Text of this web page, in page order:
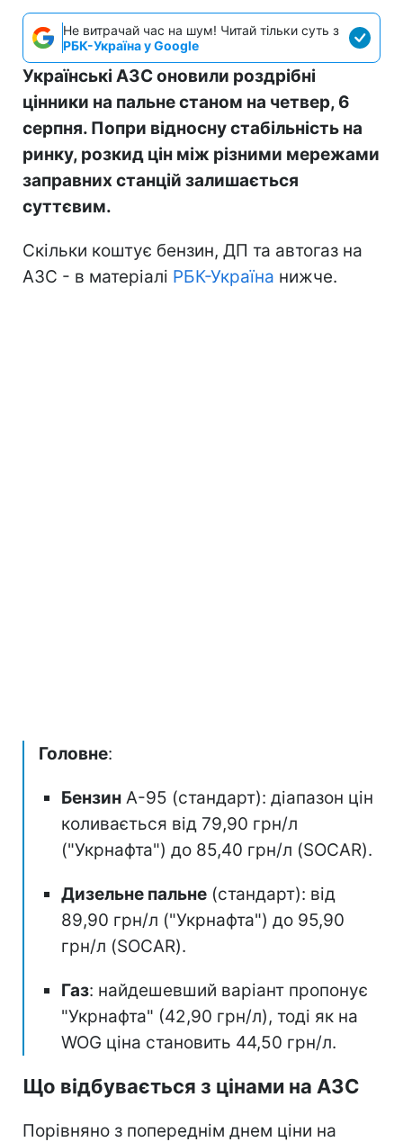
Не витрачай час на шум! Читай тільки суть з
РБК-Україна у Google
Українські АЗС оновили роздрібні
цінники на пальне станом на четвер, 6
серпня. Попри відносну стабільність на
ринку, розкид цін між різними мережами
заправних станцій залишається
суттєвим.
Скільки коштує бензин, ДП та автогаз на
АЗС - в матеріалі РБК-Україна нижче.
Головне:
Бензин А-95 (стандарт): діапазон цін
коливається від 79,90 грн/л
("Укрнафта") до 85,40 грн/л (SOCAR).
Дизельне пальне (стандарт): від
89,90 грн/л ("Укрнафта") до 95,90
грн/л (SOCAR).
Газ: найдешевший варіант пропонує
"Укрнафта" (42,90 грн/л), тоді як на
WOG ціна становить 44,50 грн/л.
Що відбувається з цінами на АЗС
Порівняно з попереднім днем ціни на